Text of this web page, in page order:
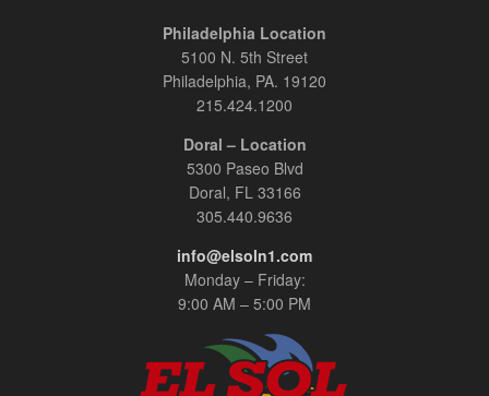
Philadelphia Location
5100 N. 5th Street
Philadelphia, PA. 19120
215.424.1200
Doral – Location
5300 Paseo Blvd
Doral, FL 33166
305.440.9636
info@elsoln1.com
Monday – Friday:
9:00 AM – 5:00 PM